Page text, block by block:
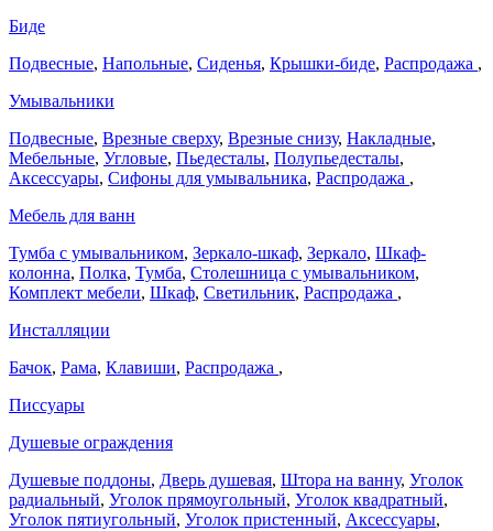
Биде
Подвесные, Напольные, Сиденья, Крышки-биде, Распродажа ,
Умывальники
Подвесные, Врезные сверху, Врезные снизу, Накладные,
Мебельные, Угловые, Пьедесталы, Полупьедесталы,
Аксессуары, Сифоны для умывальника, Распродажа ,
Мебель для ванн
Тумба с умывальником, Зеркало-шкаф, Зеркало, Шкаф-
колонна, Полка, Тумба, Столешница с умывальником,
Комплект мебели, Шкаф, Светильник, Распродажа ,
Инсталляции
Бачок, Рама, Клавиши, Распродажа ,
Писсуары
Душевые ограждения
Душевые поддоны, Дверь душевая, Штора на ванну, Уголок
радиальный, Уголок прямоугольный, Уголок квадратный,
Уголок пятиугольный, Уголок пристенный, Аксессуары,